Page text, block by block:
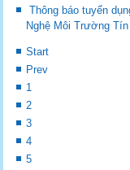
Thông báo tuyển
Nghệ Môi Trường
Start
Prev
1
2
3
4
5